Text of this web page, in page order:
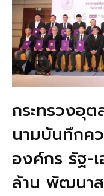
กระทรวงอุ
นามบันทึกค
องค์กร รัฐ-
ล้าน พัฒนาส